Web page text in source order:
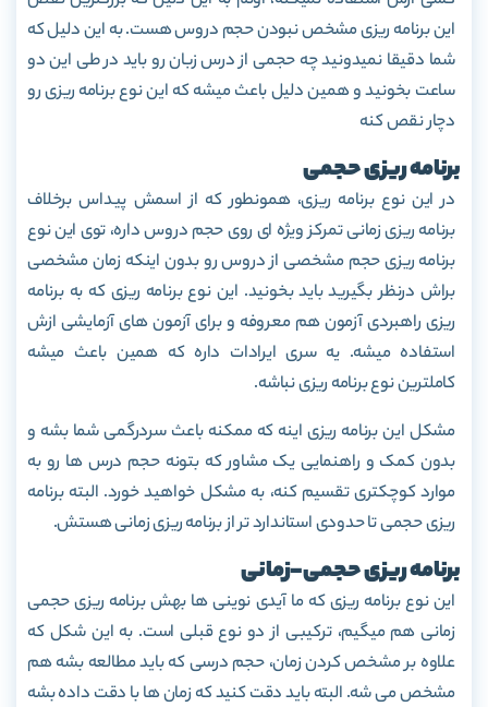
این برنامه ریزی مشخص نبودن حجم دروس هست. به این دلیل که
شما دقیقا نمیدونید چه حجمی از درس زبان رو باید در طی این دو
ساعت بخونید و همین دلیل باعث میشه که این نوع برنامه ریزی رو
دچار نقص کنه
برنامه ریزی حجمی
در این نوع برنامه ریزی، همونطور که از اسمش پیداس برخلاف
برنامه ریزی زمانی تمرکز ویژه ای روی حجم دروس داره، توی این نوع
برنامه ریزی حجم مشخصی از دروس رو بدون اینکه زمان مشخصی
براش درنظر بگیرید باید بخونید. این نوع برنامه ریزی که به برنامه
ریزی راهبردی آزمون هم معروفه و برای آزمون های آزمایشی ازش
استفاده میشه. یه سری ایرادات داره که همین باعث میشه
کاملترین نوع برنامه ریزی نباشه.
مشکل این برنامه ریزی اینه که ممکنه باعث سردرگمی شما بشه و
بدون کمک و راهنمایی یک مشاور که بتونه حجم درس ها رو به
موارد کوچکتری تقسیم کنه، به مشکل خواهید خورد. البته برنامه
ریزی حجمی تا حدودی استاندارد تر از برنامه ریزی زمانی هستش.
برنامه ریزی حجمی-زمانی
این نوع برنامه ریزی که ما آیدی نوینی ها بهش برنامه ریزی حجمی
زمانی هم میگیم، ترکیبی از دو نوع قبلی است. به این شکل که
علاوه بر مشخص کردن زمان، حجم درسی که باید مطالعه بشه هم
مشخص می شه. البته باید دقت کنید که زمان ها با دقت داده بشه